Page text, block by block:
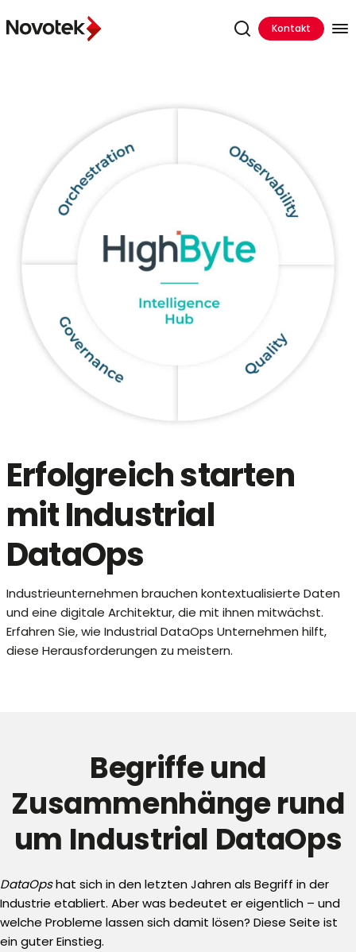
Kontakt
Erfolgreich starten
mit Industrial
DataOps
Industrieunternehmen brauchen kontextualisierte Daten
und eine digitale Architektur, die mit ihnen mitwächst.
Erfahren Sie, wie Industrial DataOps Unternehmen hilft,
diese Herausforderungen zu meistern.
Begriffe und
Zusammenhänge rund
um Industrial DataOps
DataOpshat sich in den letzten Jahren als Begriff in der
Industrie etabliert. Aber was bedeutet er eigentlich – und
welche Probleme lassen sich damit lösen? Diese Seite ist
ein guter Einstieg.